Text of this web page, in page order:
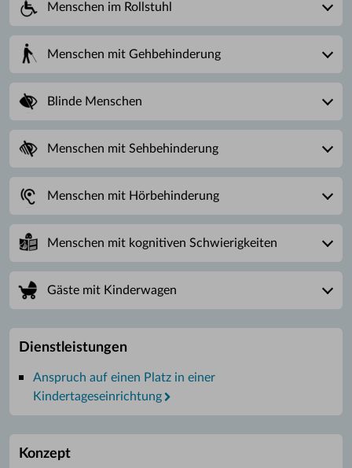
Menschen im Rollstuhl
Menschen mit Gehbehinderung
Blinde Menschen
Menschen mit Sehbehinderung
Menschen mit Hörbehinderung
Menschen mit kognitiven Schwierigkeiten
Gäste mit Kinderwagen
Dienstleistungen
Anspruch auf einen Platz in einer
Kindertageseinrichtung
Konzept